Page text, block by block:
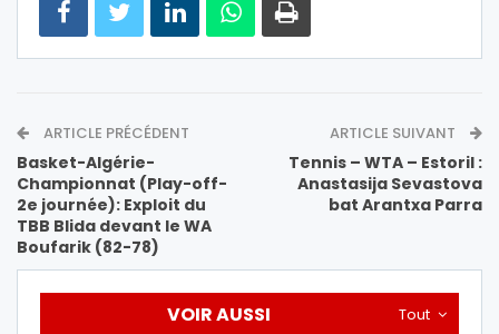
ARTICLE PRÉCÉDENT
Basket-Algérie-
Championnat (Play-off-
2e journée): Exploit du
TBB Blida devant le WA
Boufarik (82-78)
ARTICLE SUIVANT
Tennis – WTA – Estoril :
Anastasija Sevastova
bat Arantxa Parra
Tout
VOIR AUSSI